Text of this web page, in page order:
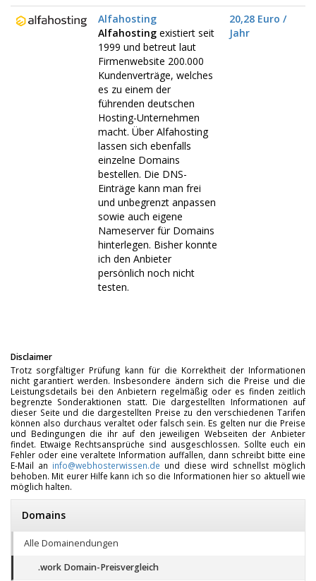
Alfahosting
Alfahosting existiert seit
1999 und betreut laut
Firmenwebsite 200.000
Kundenverträge, welches
es zu einem der
führenden deutschen
Hosting-Unternehmen
macht. Über Alfahosting
lassen sich ebenfalls
einzelne Domains
bestellen. Die DNS-
Einträge kann man frei
und unbegrenzt anpassen
sowie auch eigene
Nameserver für Domains
hinterlegen. Bisher konnte
ich den Anbieter
persönlich noch nicht
testen.
20,28 Euro /
Jahr
Disclaimer
Trotz sorgfältiger Prüfung kann für die Korrektheit der Informationen
nicht garantiert werden. Insbesondere ändern sich die Preise und die
Leistungsdetails bei den Anbietern regelmäßig oder es finden zeitlich
begrenzte Sonderaktionen statt. Die dargestellten Informationen auf
dieser Seite und die dargestellten Preise zu den verschiedenen Tarifen
können also durchaus veraltet oder falsch sein. Es gelten nur die Preise
und Bedingungen die ihr auf den jeweiligen Webseiten der Anbieter
findet. Etwaige Rechtsansprüche sind ausgeschlossen. Sollte euch ein
Fehler oder eine veraltete Information auffallen, dann schreibt bitte eine
E-Mail an info@webhosterwissen.de und diese wird schnellst möglich
behoben. Mit eurer Hilfe kann ich so die Informationen hier so aktuell wie
möglich halten.
Domains
Alle Domainendungen
.work Domain-Preisvergleich